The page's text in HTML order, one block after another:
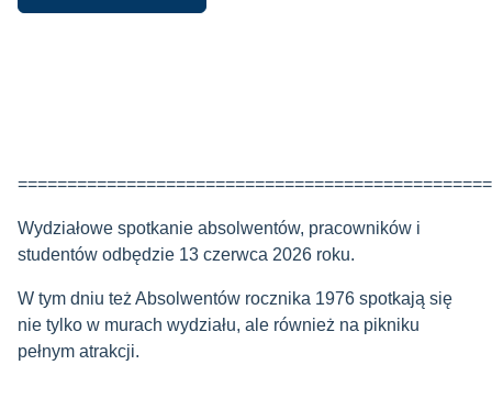
Wydziałowe spotkanie absolwentów, pracowników i
studentów odbędzie 13 czerwca 2026 roku.
W tym dniu też Absolwentów rocznika 1976 spotkają się
nie tylko w murach wydziału, ale również na pikniku
pełnym atrakcji.